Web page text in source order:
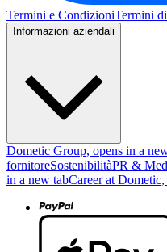
Termini e CondizioniTermini
Informazioni aziendali
Dometic Group, opens in a
fornitoreSostenibilitàPR &
in a new tabCareer at Dometic